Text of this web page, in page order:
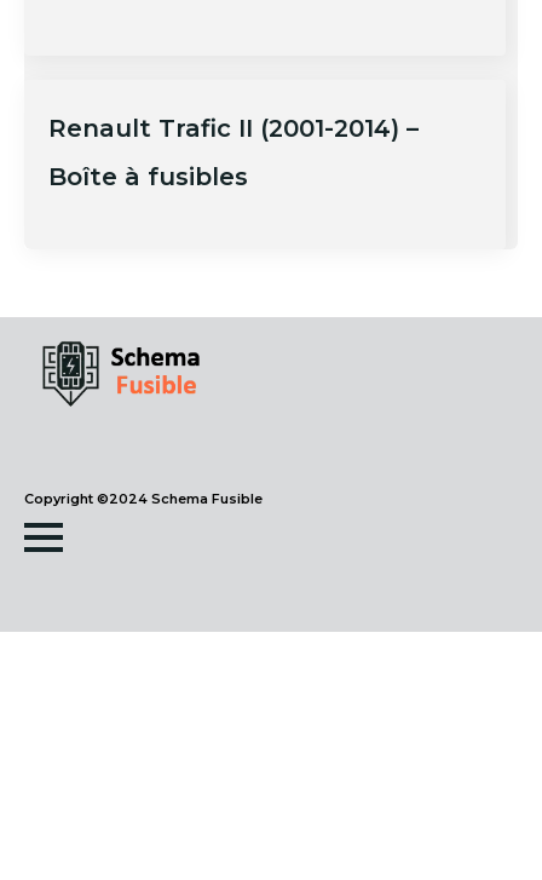
Renault Trafic II (2001-2014) –
Boîte à fusibles
Copyright ©2024 Schema Fusible